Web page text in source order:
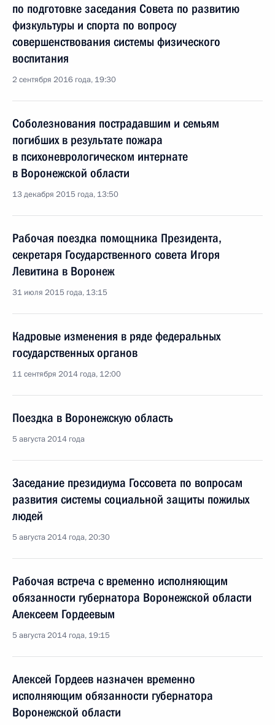
по подготовке заседания Совета по развитию
физкультуры и спорта по вопросу
совершенствования системы физического
воспитания
2 сентября 2016 года, 19:30
Соболезнования пострадавшим и семьям
погибших в результате пожара
в психоневрологическом интернате
в Воронежской области
13 декабря 2015 года, 13:50
Рабочая поездка помощника Президента,
секретаря Государственного совета Игоря
Левитина в Воронеж
31 июля 2015 года, 13:15
Кадровые изменения в ряде федеральных
государственных органов
11 сентября 2014 года, 12:00
Поездка в Воронежскую область
5 августа 2014 года
Заседание президиума Госсовета по вопросам
развития системы социальной защиты пожилых
людей
5 августа 2014 года, 20:30
Рабочая встреча с временно исполняющим
обязанности губернатора Воронежской области
Алексеем Гордеевым
5 августа 2014 года, 19:15
Алексей Гордеев назначен временно
исполняющим обязанности губернатора
Воронежской области